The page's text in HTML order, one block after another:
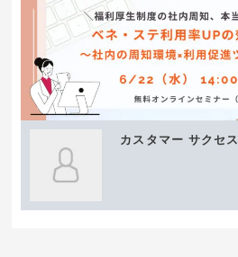
カスタマー サクセス